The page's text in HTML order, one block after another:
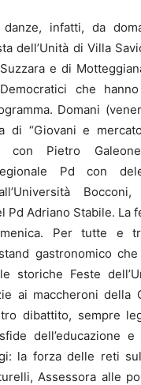
infatti, da
dell’Unità di Villa
e di
che
Domani
di “Giovani e
con Pietro
Pd con
Pd Adriano Stabile. La
Per tutte e
gastronomico
storiche Feste
ai maccheroni della
dibattito, sempre
dell’educazione e
la forza delle reti
Assessora alle